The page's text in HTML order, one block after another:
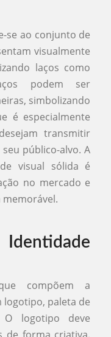
se ao conjunto de
visualmente
laços como
podem ser
simbolizando
é especialmente
transmitir
público-alvo. A
visual sólida é
no mercado e
memorável.
compõem a
logotipo, paleta de
logotipo deve